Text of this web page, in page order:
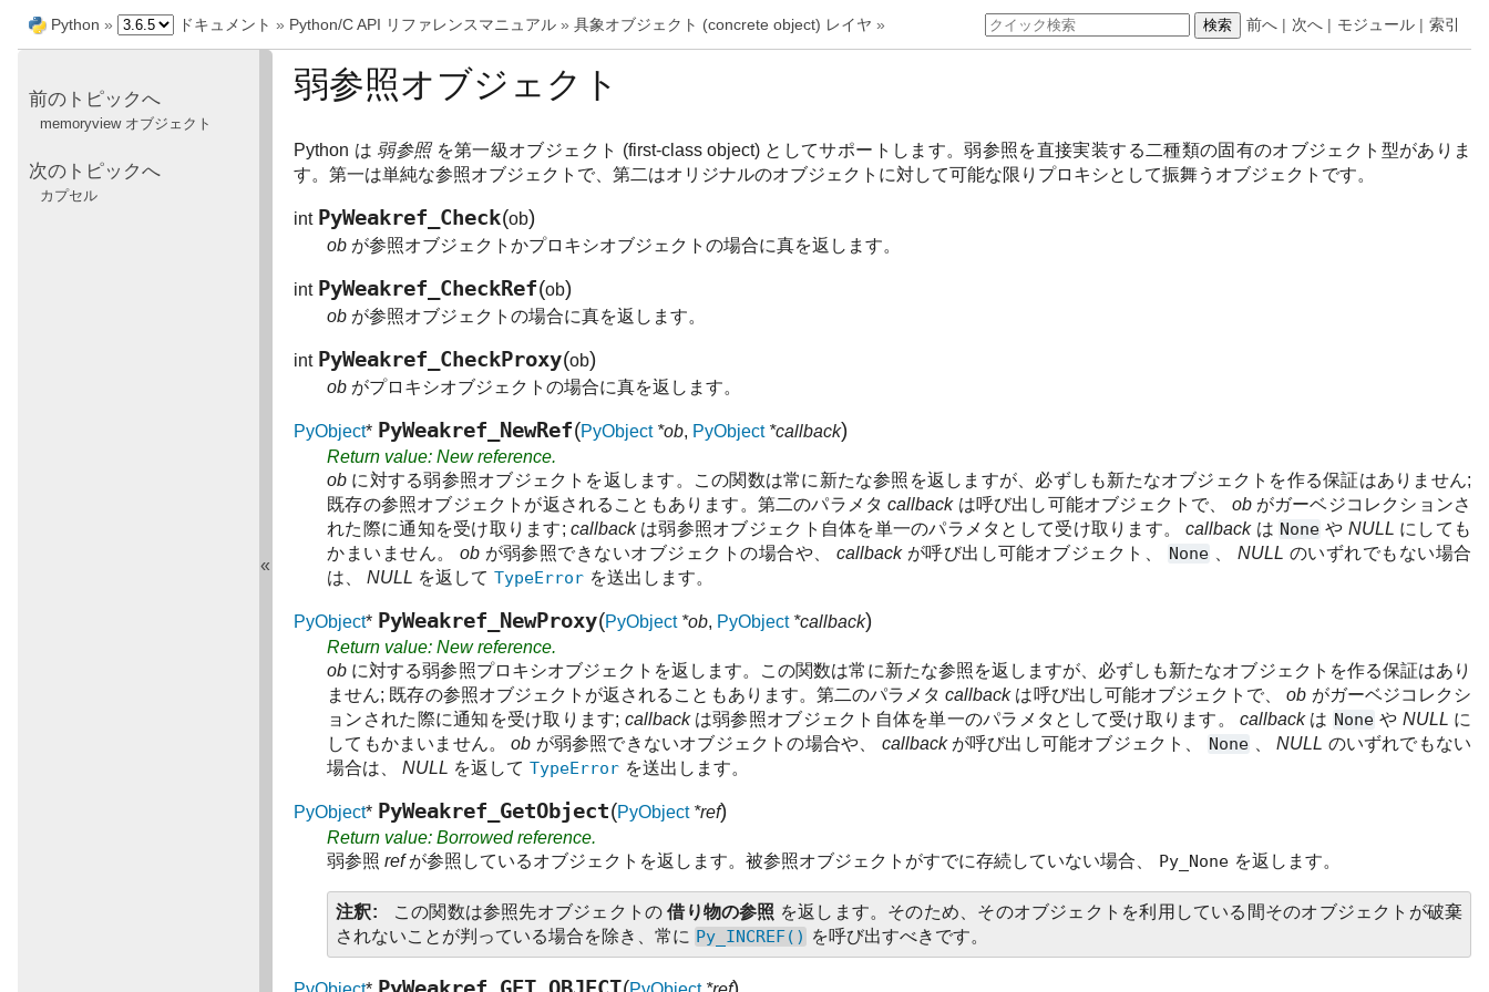
索引
モジュール |
次へ |
前へ |
Python » ドキュメント » Python/C API リファレンスマニュアル » 具象オブジェクト (concrete object) レイヤ »
弱参照オブジェクト
Python は 弱参照を第一級オブジェクト (first-class object) としてサポートします。弱参照を直接実装する二種類の固有のオブジェクト型がありま
す。第一は単純な参照オブジェクトで、第二はオリジナルのオブジェクトに対して可能な限りプロキシとして振舞うオブジェクトです。
int PyWeakref_Check(ob)
ob が参照オブジェクトかプロキシオブジェクトの場合に真を返します。
int PyWeakref_CheckRef(ob)
ob が参照オブジェクトの場合に真を返します。
int PyWeakref_CheckProxy(ob)
ob がプロキシオブジェクトの場合に真を返します。
PyObject* PyWeakref_NewRef(PyObject*ob, PyObject*callback)
Return value: New reference.
ob に対する弱参照オブジェクトを返します。この関数は常に新たな参照を返しますが、必ずしも新たなオブジェクトを作る保証はありません;
既存の参照オブジェクトが返されることもあります。第二のパラメタcallbackは呼び出し可能オブジェクトで、 obがガーベジコレクションさ
れた際に通知を受け取ります; callbackは弱参照オブジェクト自体を単一のパラメタとして受け取ります。callbackは None や NULL にしても
かまいません。ob が弱参照できないオブジェクトの場合や、callbackが呼び出し可能オブジェクト、 None 、NULL のいずれでもない場合
は、NULL を返して TypeError を送出します。
PyObject* PyWeakref_NewProxy(PyObject*ob, PyObject*callback)
Return value: New reference.
ob に対する弱参照プロキシオブジェクトを返します。この関数は常に新たな参照を返しますが、必ずしも新たなオブジェクトを作る保証はあり
ません; 既存の参照オブジェクトが返されることもあります。第二のパラメタcallbackは呼び出し可能オブジェクトで、ob がガーベジコレクシ
ョンされた際に通知を受け取ります; callbackは弱参照オブジェクト自体を単一のパラメタとして受け取ります。callbackは None や NULL に
してもかまいません。ob が弱参照できないオブジェクトの場合や、 callbackが呼び出し可能オブジェクト、 None 、NULL のいずれでもない
場合は、NULL を返して TypeError を送出します。
PyObject* PyWeakref_GetObject(PyObject*ref)
Return value: Borrowed reference.
弱参照refが参照しているオブジェクトを返します。被参照オブジェクトがすでに存続していない場合、 Py_None を返します。
注釈 この関数は参照先オブジェクトの借り物の参照 を返します。そのため、そのオブジェクトを利用している間そのオブジェクトが破棄
されないことが判っている場合を除き、常に Py_INCREF() を呼び出すべきです。
前のトピックへ
memoryview オブジェクト
次のトピックへ
カプセル
«